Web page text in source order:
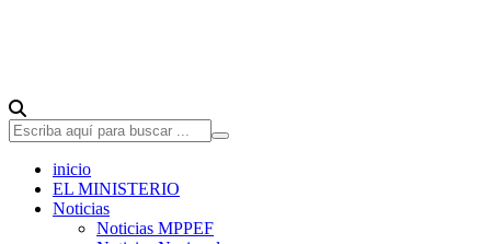
inicio
EL MINISTERIO
Noticias
Noticias MPPEF